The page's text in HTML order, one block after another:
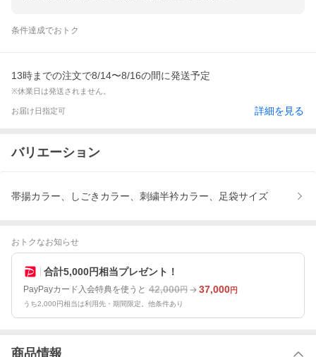
条件達成でおトク
13時までの注文で8/14〜8/16の間に発送予定
※休業日は発送されません。
お届け日指定可 詳細を見る
バリエーション
帯揚カラー、しごきカラー、刺繍半衿カラー、足袋サイズ
おトクなお知らせ
合計5,000円相当プレゼント！
PayPayカード入会特典を使うと 42,000円 37,000円
うち2,000円相当は利用先・期間限定。他条件あり
商品情報